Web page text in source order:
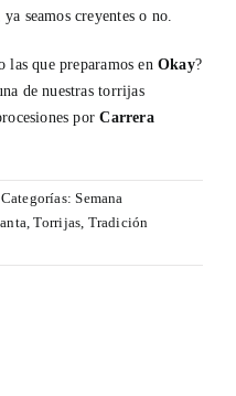
ya seamos creyentes o no.
las que preparamos en Okay?
de nuestras torrijas
porCarrera
Categorías:Semana
,Torrijas, Tradición